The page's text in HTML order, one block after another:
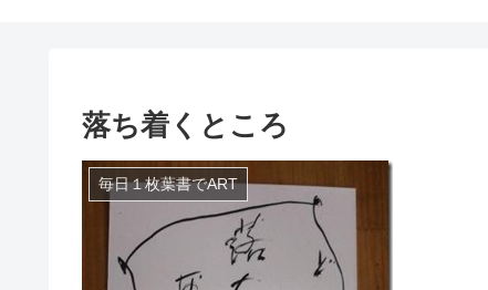
落ち着くところ
毎日１枚葉書でART